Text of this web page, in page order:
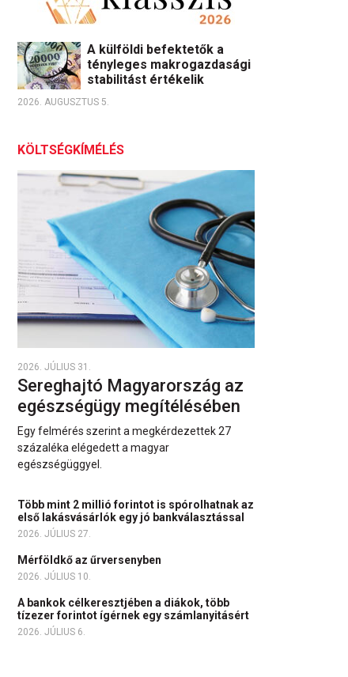
A külföldi befektetők a
tényleges makrogazdasági
stabilitást értékelik
2026. AUGUSZTUS 5.
KÖLTSÉGKÍMÉLÉS
2026. JÚLIUS 31.
Sereghajtó Magyarország az
egészségügy megítélésében
Egy felmérés szerint a megkérdezettek 27
százaléka elégedett a magyar
egészségüggyel.
Több mint 2 millió forintot is spórolhatnak az
első lakásvásárlók egy jó bankválasztással
2026. JÚLIUS 27.
Mérföldkő az űrversenyben
2026. JÚLIUS 10.
A bankok célkeresztjében a diákok, több
tízezer forintot ígérnek egy számlanyitásért
2026. JÚLIUS 6.